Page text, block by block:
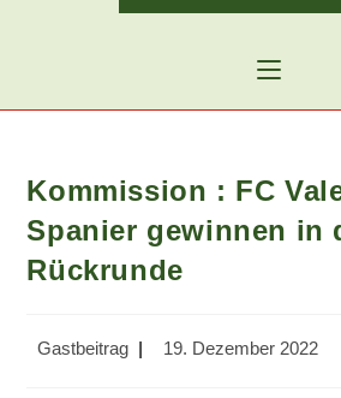
Kommission : FC
Spanier gewinnen in
Rückrunde
Beitrags-
Gastbeitrag
Beitrag
19. Dezember 2022